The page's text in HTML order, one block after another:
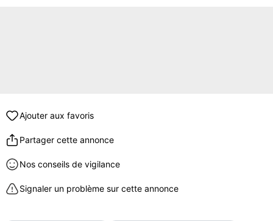
Ajouter aux favoris
Partager cette annonce
Nos conseils de vigilance
Signaler un problème sur cette annonce